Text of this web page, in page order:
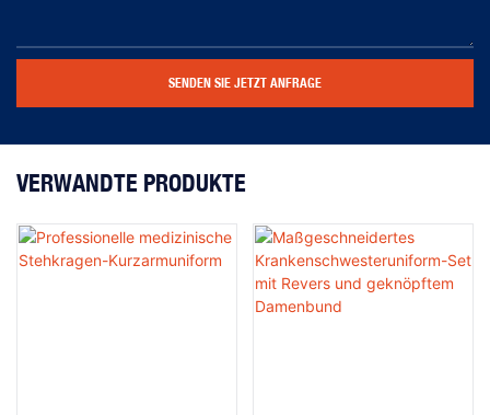
SENDEN SIE JETZT ANFRAGE
VERWANDTE PRODUKTE